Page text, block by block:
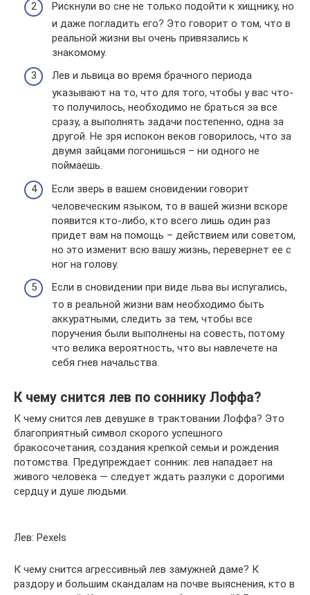
Рискнули во сне не только подойти к хищнику, но
и даже погладить его? Это говорит о том, что в
реальной жизни вы очень привязались к
знакомому.
Лев и львица во время брачного периода
указывают на то, что для того, чтобы у вас что-
то получилось, необходимо не браться за все
сразу, а выполнять задачи постепенно, одна за
другой. Не зря испокон веков говорилось, что за
двумя зайцами погонишься – ни одного не
поймаешь.
Если зверь в вашем сновидении говорит
человеческим языком, то в вашей жизни вскоре
появится кто-либо, кто всего лишь один раз
придет вам на помощь – действием или советом,
но это изменит всю вашу жизнь, перевернет ее с
ног на голову.
Если в сновидении при виде льва вы испугались,
то в реальной жизни вам необходимо быть
аккуратными, следить за тем, чтобы все
поручения были выполнены на совесть, потому
что велика вероятность, что вы навлечете на
себя гнев начальства.
К чему снится лев по соннику Лоффа?
К чему снится лев девушке в трактовании Лоффа? Это
благоприятный символ скорого успешного
бракосочетания, создания крепкой семьи и рождения
потомства. Предупреждает сонник: лев нападает на
живого человека — следует ждать разлуки с дорогими
сердцу и душе людьми.
Лев: Pexels
К чему снится агрессивный лев замужней даме? К
раздору и большим скандалам на почве выяснения, кто в